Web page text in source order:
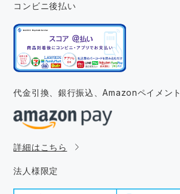
コンビニ後払い
代金引換、銀行振込、Amazonペイメント
詳細はこちら
法人様限定